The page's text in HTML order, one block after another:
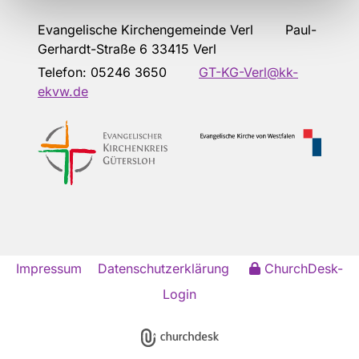
Evangelische Kirchengemeinde Verl Paul-
Gerhardt-Straße 6 33415 Verl
Telefon: 05246 3650
GT-KG-Verl@kk-
ekvw.de
Impressum Datenschutzerklärung
ChurchDesk-
Login